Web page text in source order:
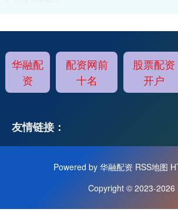
华融配
资
配资网前
十名
股票配资
开户
友情链接：
Powered by 华融配资 RSS地图
Copyright © 2023-2026